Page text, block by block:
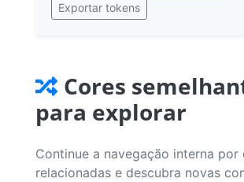
Exportar tokens
Cores
para explorar
Continue a navegação interna por
relacionadas e descubra novas